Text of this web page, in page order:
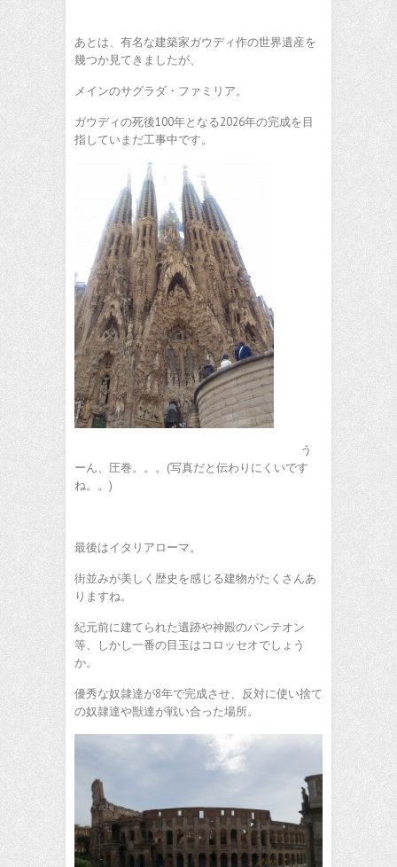
あとは、有名な建築家ガウディ作の世界遺産を
幾つか見てきましたが、
メインのサグラダ・ファミリア。
ガウディの死後100年となる2026年の完成を目
指していまだ工事中です。
う
ーん、圧巻。。。(写真だと伝わりにくいです
ね。。)
最後はイタリアローマ。
街並みが美しく歴史を感じる建物がたくさんあ
りますね。
紀元前に建てられた遺跡や神殿のパンテオン
等、しかし一番の目玉はコロッセオでしょう
か。
優秀な奴隷達が8年で完成させ、反対に使い捨て
の奴隷達や獣達が戦い合った場所。